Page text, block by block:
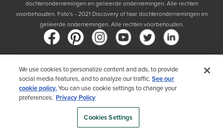
dochterondernemingen en gelieerde ondernemingen. Alle rechten
voorbehouden. Foto's - 2021 Discovery of haar dochterondernemingen en
gelieerde ondernemingen. Alle rechten voorbehouden.
Land
Door uw land te kiezen, bevestigt u dat u het Privacybeleid van Trex hebt
We use cookies to personalize content and ads, to provide
social media features, and to analyze our traffic.See our
cookie policy.You can use cookie settings to change your
preferences. Privacy Policy
Cookies Settings